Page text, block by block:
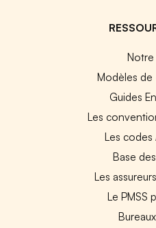
Modèles
Guides
Les
Les codes
Base
Les
Le PMSS